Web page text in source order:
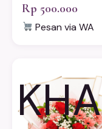
Rp 500.000
Pesan via WA